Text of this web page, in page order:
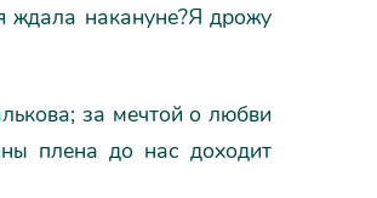
ждала накануне?Я дрожу
за мечтой о любви
плена до нас доходит